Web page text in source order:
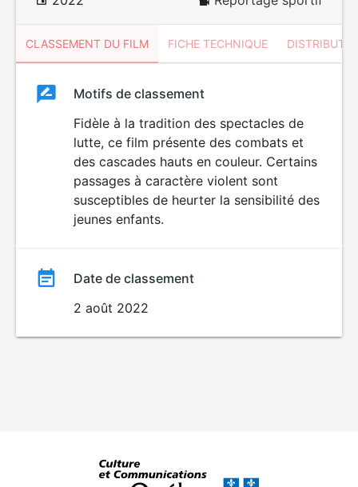
CLASSEMENT DU FILM FICHE TECHNIQUE
ClassementClassement
DÉCONSEILLÉ
AUX JEUNES
ENFANTS
Motifs de classement
Fidèle à la tradition des spectacles de
lutte, ce film présente des combats et
des cascades hauts en couleur. Certains
passages à caractère violent sont
susceptibles de heurter la sensibilité des
jeunes enfants.
Date de classement
2 août 2022